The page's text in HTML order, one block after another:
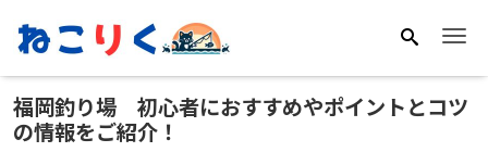
福岡釣り場 初心者におすすめやポイントとコツ
の情報をご紹介！